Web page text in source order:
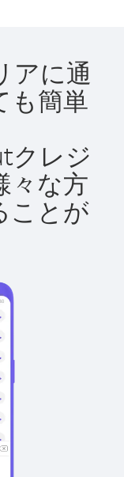
アに通
も簡単
クレジ
々な方
ことが